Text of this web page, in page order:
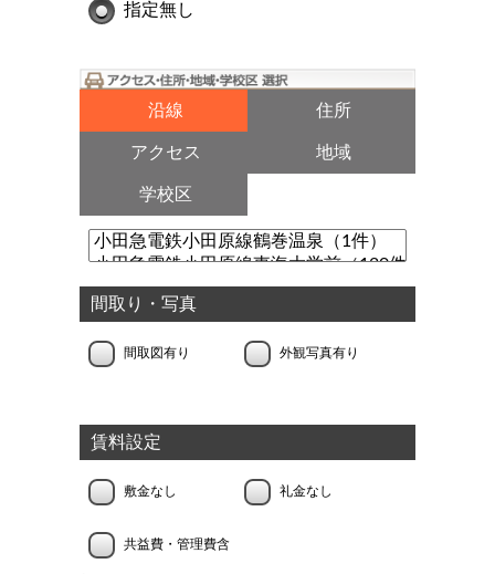
指定無し
沿線 住所
アクセス 地域
学校区
間取り・写真
間取図有り 外観写真有り
賃料設定
敷金なし 礼金なし
共益費・管理費含